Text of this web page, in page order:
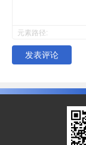
元素路径:
发表评论